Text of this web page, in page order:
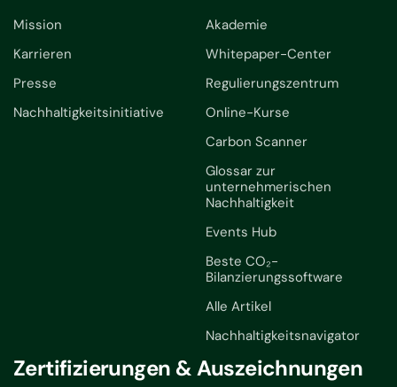
Mission
Karrieren
Presse
Nachhaltigkeitsinitiative
Akademie
Whitepaper-Center
Regulierungszentrum
Online-Kurse
Carbon Scanner
Glossar zur
unternehmerischen
Nachhaltigkeit
Events Hub
Beste CO₂-
Bilanzierungssoftware
Alle Artikel
Nachhaltigkeitsnavigator
Zertifizierungen & Auszeichnungen